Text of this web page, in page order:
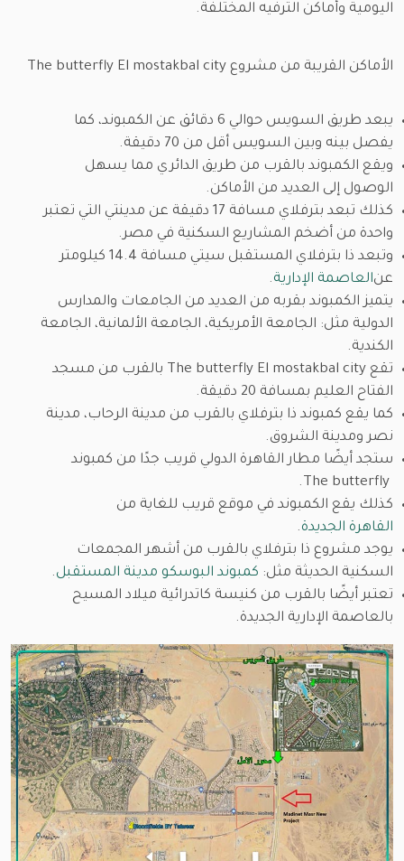
اليومية وأماكن الترفيه المختلفة.
الأماكن القريبة من مشروع The butterfly El mostakbal city
يبعد طريق السويس حوالي 6 دقائق عن الكمبوند، كما
يفصل بينه وبين السويس أقل من 70 دقيقة.
ويقع الكمبوند بالقرب من طريق الدائري مما يسهل
الوصول إلى العديد من الأماكن.
كذلك تبعد بترفلاي مسافة 17 دقيقة عن مدينتي التي تعتبر
واحدة من أضخم المشاريع السكنية في مصر.
وتبعد ذا بترفلاي المستقبل سيتي مسافة 14.4 كيلومتر
عنالعاصمة الإدارية.
يتميز الكمبوند بقربه من العديد من الجامعات والمدارس
الدولية مثل: الجامعة الأمريكية، الجامعة الألمانية، الجامعة
الكندية.
تقع The butterfly El mostakbal city بالقرب من مسجد
الفتاح العليم بمسافة 20 دقيقة.
كما يقع كمبوند ذا بترفلاي بالقرب من مدينة الرحاب، مدينة
نصر ومدينة الشروق.
ستجد أيضًا مطار القاهرة الدولي قريب جدًا من كمبوند
كذلك يقع الكمبوند في موقع قريب للغاية من
القاهرة الجديدة.
يوجد مشروع ذا بترفلاي بالقرب من أشهر المجمعات
السكنية الحديثة مثل: كمبوند البوسكو مدينة المستقبل.
تعتبر أيضًا بالقرب من كنيسة كاتدرائية ميلاد المسيح
بالعاصمة الإدارية الجديدة.